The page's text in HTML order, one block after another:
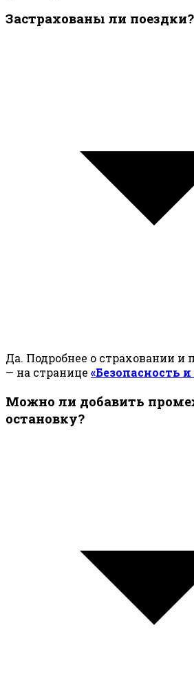
Застрахованы ли поездки?
Да. Подробнее о страховании и
— на странице «Безопасность
Можно ли добавить
остановку?